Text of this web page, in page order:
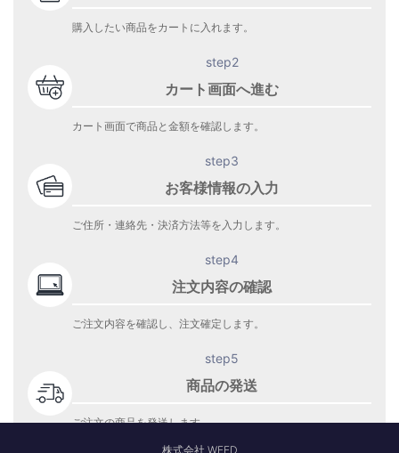
購入したい商品をカートに入れます。
step2
カート画面へ進む
カート画面で商品と金額を確認します。
step3
お客様情報の入力
ご住所・連絡先・決済方法等を入力します。
step4
注文内容の確認
ご注文内容を確認し、注文確定します。
step5
商品の発送
ご注文の商品を発送します。
株式会社 WEED